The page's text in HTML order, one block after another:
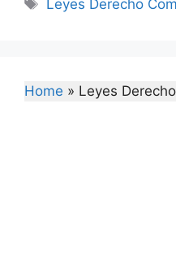
Leyes Derecho
Home » Leyes